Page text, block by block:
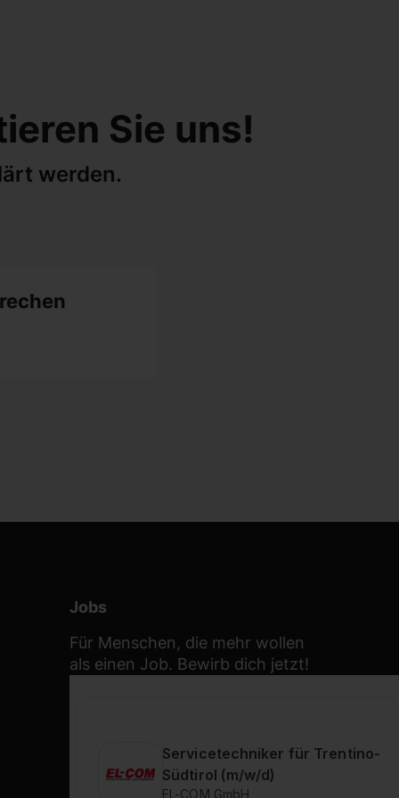
Sie uns!
werden.
Jobs
Für Menschen, die mehr wollen
als einen Job. Bewirb dich jetzt!